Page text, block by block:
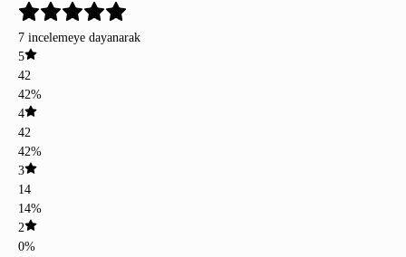
7 incelemeye dayanarak
5
42
42%
4
42
42%
3
14
14%
2
0%